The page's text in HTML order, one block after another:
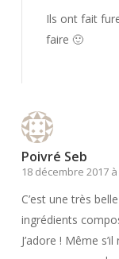
Ils ont fait
faire 🙂
Poivré Seb
18 décembre 2017
C’est une très
ingrédients
J’adore ! Même